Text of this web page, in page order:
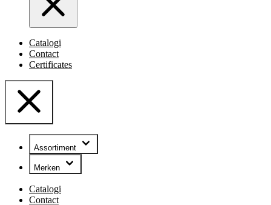
Catalogi
Contact
Certificates
Assortiment
Merken
Catalogi
Contact